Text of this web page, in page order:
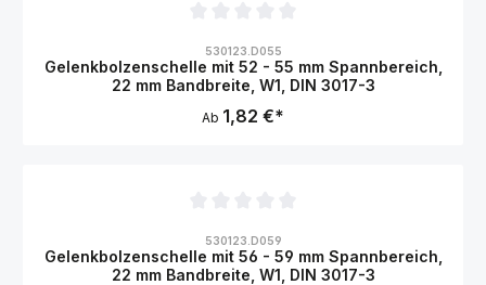
530123.D055
Gelenkbolzenschelle mit 52 - 55 mm Spannbereich,
22 mm Bandbreite, W1, DIN 3017-3
Ab 1,82 €*
530123.D059
Gelenkbolzenschelle mit 56 - 59 mm Spannbereich,
22 mm Bandbreite, W1, DIN 3017-3